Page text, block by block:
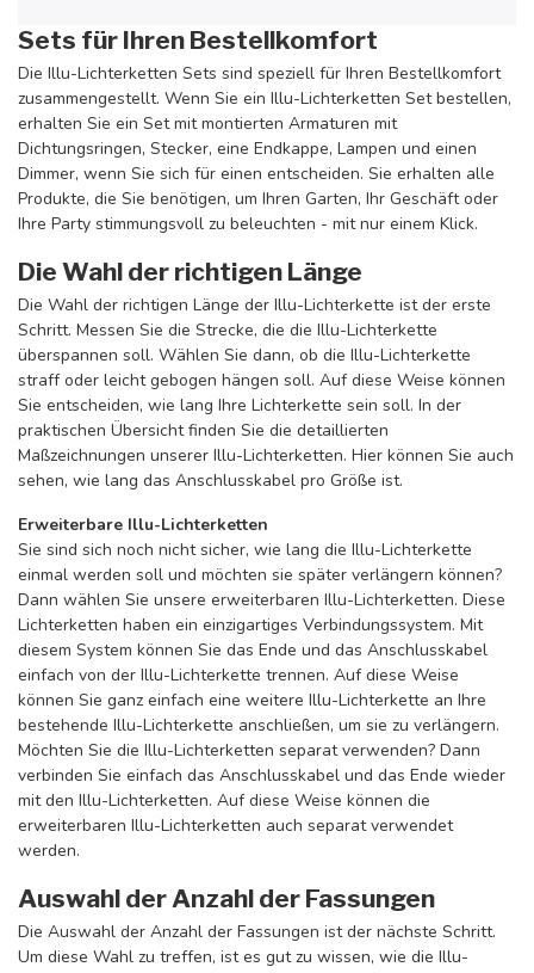
Sets für Ihren Bestellkomfort
Die Illu-Lichterketten Sets sind speziell für Ihren Bestellkomfort
zusammengestellt. Wenn Sie ein Illu-Lichterketten Set bestellen,
erhalten Sie ein Set mit montierten Armaturen mit
Dichtungsringen, Stecker, eine Endkappe, Lampen und einen
Dimmer, wenn Sie sich für einen entscheiden. Sie erhalten alle
Produkte, die Sie benötigen, um Ihren Garten, Ihr Geschäft oder
Ihre Party stimmungsvoll zu beleuchten - mit nur einem Klick.
Die Wahl der richtigen Länge
Die Wahl der richtigen Länge der Illu-Lichterkette ist der erste
Schritt. Messen Sie die Strecke, die die Illu-Lichterkette
überspannen soll. Wählen Sie dann, ob die Illu-Lichterkette
straff oder leicht gebogen hängen soll. Auf diese Weise können
Sie entscheiden, wie lang Ihre Lichterkette sein soll. In der
praktischen Übersicht finden Sie die detaillierten
Maßzeichnungen unserer Illu-Lichterketten. Hier können Sie auch
sehen, wie lang das Anschlusskabel pro Größe ist.
Erweiterbare Illu-Lichterketten
Sie sind sich noch nicht sicher, wie lang die Illu-Lichterkette
einmal werden soll und möchten sie später verlängern können?
Dann wählen Sie unsere erweiterbaren Illu-Lichterketten. Diese
Lichterketten haben ein einzigartiges Verbindungssystem. Mit
diesem System können Sie das Ende und das Anschlusskabel
einfach von der Illu-Lichterkette trennen. Auf diese Weise
können Sie ganz einfach eine weitere Illu-Lichterkette an Ihre
bestehende Illu-Lichterkette anschließen, um sie zu verlängern.
Möchten Sie die Illu-Lichterketten separat verwenden? Dann
verbinden Sie einfach das Anschlusskabel und das Ende wieder
mit den Illu-Lichterketten. Auf diese Weise können die
erweiterbaren Illu-Lichterketten auch separat verwendet
werden.
Auswahl der Anzahl der Fassungen
Die Auswahl der Anzahl der Fassungen ist der nächste Schritt.
Um diese Wahl zu treffen, ist es gut zu wissen, wie die Illu-